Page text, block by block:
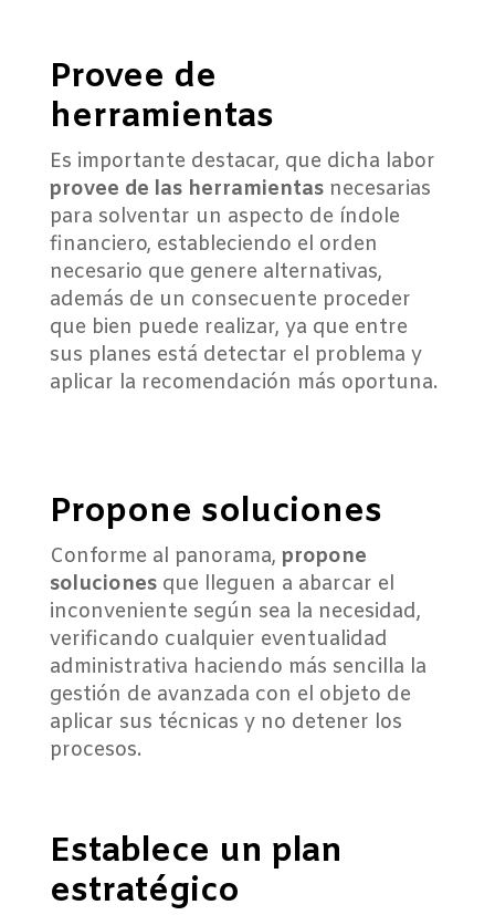
Provee de
herramientas
Es importante destacar, que dicha labor
provee de las herramientasnecesarias
para solventar un aspecto de índole
financiero, estableciendo el orden
necesario que genere alternativas,
además de un consecuente proceder
que bien puede realizar, ya que entre
sus planes está detectar el problema y
aplicar la recomendación más oportuna.
Propone soluciones
Conforme al panorama, propone
solucionesque lleguen a abarcar el
inconveniente según sea la necesidad,
verificando cualquier eventualidad
administrativa haciendo más sencilla la
gestión de avanzada con el objeto de
aplicar sus técnicas y no detener los
procesos.
Establece un plan
estratégico